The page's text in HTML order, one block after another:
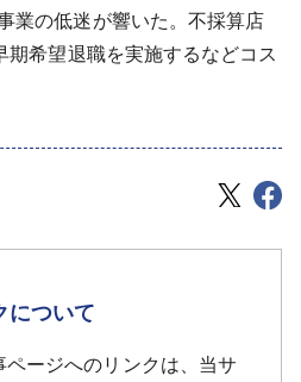
業の低迷が響いた。不採算店
希望退職を実施するなどコス
について
ージへのリンクは、当サ